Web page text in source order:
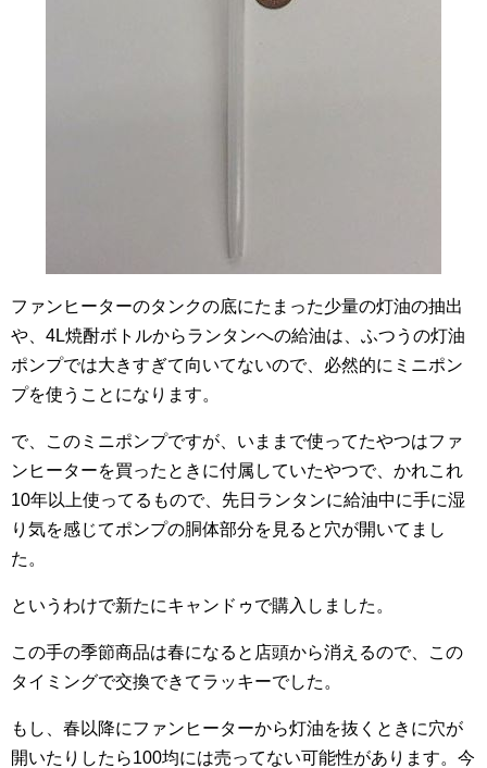
ファンヒーターのタンクの底にたまった少量の灯油の抽出
や、4L焼酎ボトルからランタンへの給油は、ふつうの灯油
ポンプでは大きすぎて向いてないので、必然的にミニポン
プを使うことになります。
で、このミニポンプですが、いままで使ってたやつはファ
ンヒーターを買ったときに付属していたやつで、かれこれ
10年以上使ってるもので、先日ランタンに給油中に手に湿
り気を感じてポンプの胴体部分を見ると穴が開いてまし
た。
というわけで新たにキャンドゥで購入しました。
この手の季節商品は春になると店頭から消えるので、この
タイミングで交換できてラッキーでした。
もし、春以降にファンヒーターから灯油を抜くときに穴が
開いたりしたら100均には売ってない可能性があります。今